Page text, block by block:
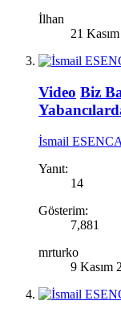
İlhan
21
Video Biz
İsmail
Yanıt:
14
Gösterim:
7,881
mrturko
9 Kasım